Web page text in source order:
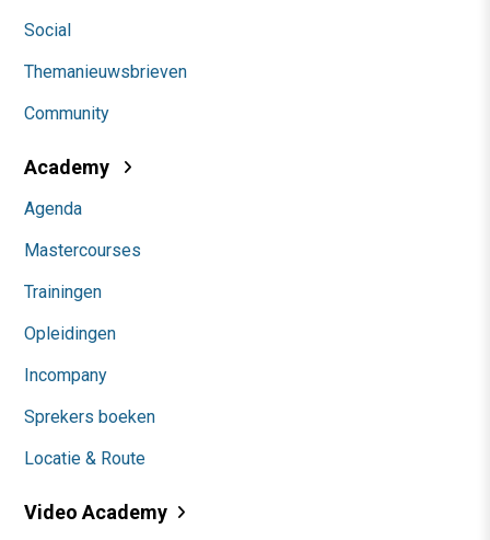
Social
Themanieuwsbrieven
Community
Academy
Agenda
Mastercourses
Trainingen
Opleidingen
Incompany
Sprekers boeken
Locatie & Route
Video Academy